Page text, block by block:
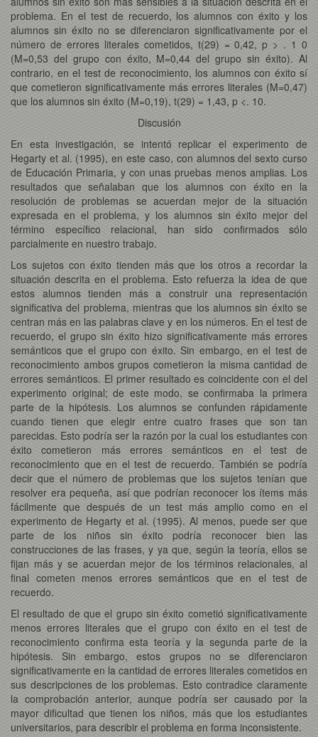
problema. En el test de recuerdo, los alumnos con éxito y los
alumnos sin éxito no se diferenciaron significativamente por el
número de errores literales cometidos, t(29) = 0,42, p > . 1 0
(M=0,53 del grupo con éxito, M=0,44 del grupo sin éxito). Al
contrario, en el test de reconocimiento, los alumnos con éxito sí
que cometieron significativamente más errores literales (M=0,47)
que los alumnos sin éxito (M=0,19), t(29) = 1,43, p <. 10.
Discusión
En esta investigación, se intentó replicar el experimento de
Hegarty et al. (1995), en este caso, con alumnos del sexto curso
de Educación Primaria, y con unas pruebas menos amplias. Los
resultados que señalaban que los alumnos con éxito en la
resolución de problemas se acuerdan mejor de la situación
expresada en el problema, y los alumnos sin éxito mejor del
término específico relacional, han sido confirmados sólo
parcialmente en nuestro trabajo.
Los sujetos con éxito tienden más que los otros a recordar la
situación descrita en el problema. Esto refuerza la idea de que
estos alumnos tienden más a construir una representación
significativa del problema, mientras que los alumnos sin éxito se
centran más en las palabras clave y en los números. En el test de
recuerdo, el grupo sin éxito hizo significativamente más errores
semánticos que el grupo con éxito. Sin embargo, en el test de
reconocimiento ambos grupos cometieron la misma cantidad de
errores semánticos. El primer resultado es coincidente con el del
experimento original; de este modo, se confirmaba la primera
parte de la hipótesis. Los alumnos se confunden rápidamente
cuando tienen que elegir entre cuatro frases que son tan
parecidas. Esto podría ser la razón por la cual los estudiantes con
éxito cometieron más errores semánticos en el test de
reconocimiento que en el test de recuerdo. También se podría
decir que el número de problemas que los sujetos tenían que
resolver era pequeña, así que podrían reconocer los ítems más
fácilmente que después de un test más amplio como en el
experimento de Hegarty et al. (1995). Al menos, puede ser que
parte de los niños sin éxito podría reconocer bien las
construcciones de las frases, y ya que, según la teoría, ellos se
fijan más y se acuerdan mejor de los términos relacionales, al
final cometen menos errores semánticos que en el test de
recuerdo.
El resultado de que el grupo sin éxito cometió significativamente
menos errores literales que el grupo con éxito en el test de
reconocimiento confirma esta teoría y la segunda parte de la
hipótesis. Sin embargo, estos grupos no se diferenciaron
significativamente en la cantidad de errores literales cometidos en
sus descripciones de los problemas. Esto contradice claramente
la comprobación anterior, aunque podría ser causado por la
mayor dificultad que tienen los niños, más que los estudiantes
universitarios, para describir el problema en forma inconsistente.